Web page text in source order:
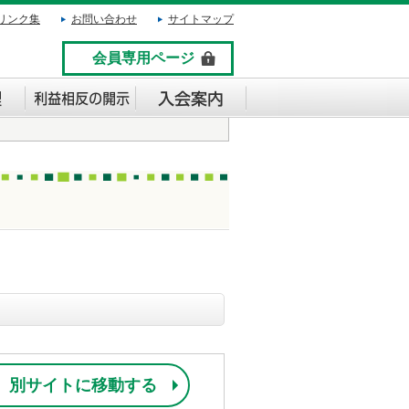
ンク集 お問い合わせ サイトマップ
会員専用ページ
別サイトに移動する